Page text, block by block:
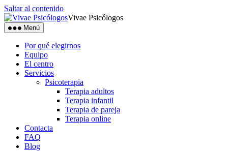
Saltar al contenido
Vivae Psicólogos
Menú
Por qué elegirnos
Equipo
El centro
Servicios
Psicoterapia
Terapia adultos
Terapia infantil
Terapia de pareja
Terapia online
Contacta
FAQ
Blog